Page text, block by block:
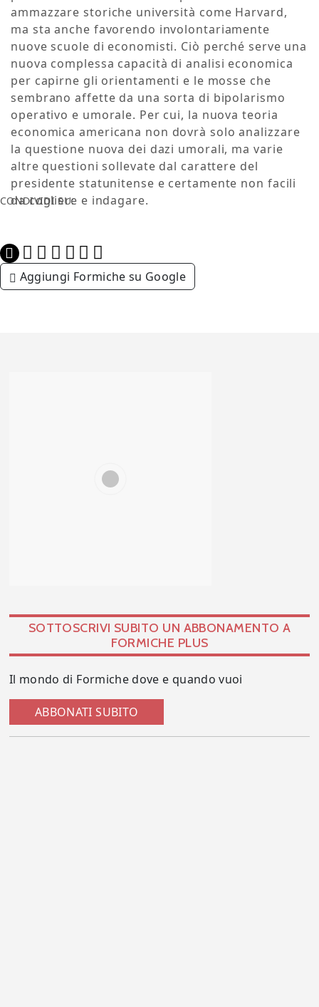
ammazzare storiche università come Harvard,
ma sta anche favorendo involontariamente
nuove scuole di economisti. Ciò perché serve una
nuova complessa capacità di analisi economica
per capirne gli orientamenti e le mosse che
sembrano affette da una sorta di bipolarismo
operativo e umorale. Per cui, la nuova teoria
economica americana non dovrà solo analizzare
la questione nuova dei dazi umorali, ma varie
altre questioni sollevate dal carattere del
presidente statunitense e certamente non facili
da cogliere e indagare.
CONDIVIDI SU:
Aggiungi Formiche su Google
SOTTOSCRIVI SUBITO UN ABBONAMENTO A
FORMICHE PLUS
Il mondo di Formiche dove e quando vuoi
ABBONATI SUBITO